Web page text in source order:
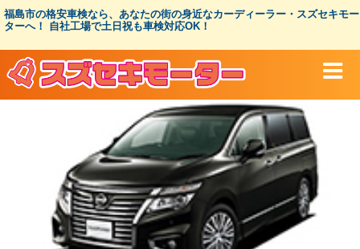
コ
ン
ツ
福島市の格安車検なら、あなたの街の身近なカーディーラー・スズセキモー
ターへ！ 自社工場で土日祝も車検対応OK！